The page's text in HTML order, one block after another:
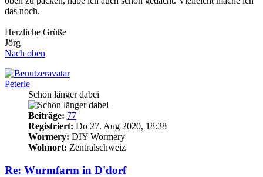
das noch.
Herzliche Grüße
Jörg
Nach oben
Peterle
Schon länger dabei
Beiträge: 77
Registriert: Do 27. Aug 2020, 18:38
Wormery: DIY Wormery
Wohnort: Zentralschweiz
Re: Wurmfarm in D'dorf